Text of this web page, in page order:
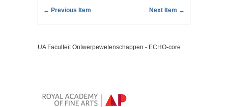
← Previous Item Next Item →
UA Faculteit Ontwerpewetenschappen - ECHO-core